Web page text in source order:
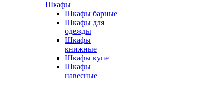
Шкафы
Шкафы барные
Шкафы для
одежды
Шкафы
книжные
Шкафы купе
Шкафы
навесные